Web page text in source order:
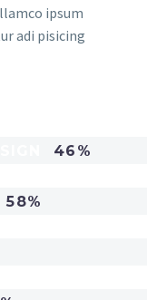
ipsum
adi pisicing
46%
58%